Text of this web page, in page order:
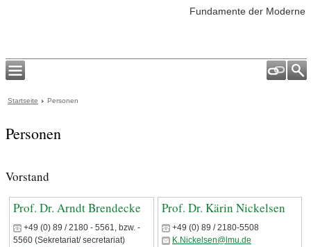
Fundamente der Moderne
Startseite Personen
Personen
Vorstand
Prof. Dr. Arndt Brendecke
+49 (0) 89 / 2180 - 5561, bzw. -
5560 (Sekretariat/ secretariat)
Prof. Dr. Kärin Nickelsen
+49 (0) 89 / 2180-5508
K.Nickelsen@lmu.de